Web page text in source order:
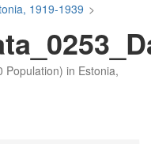
1919-1939 >
Population) in Estonia,